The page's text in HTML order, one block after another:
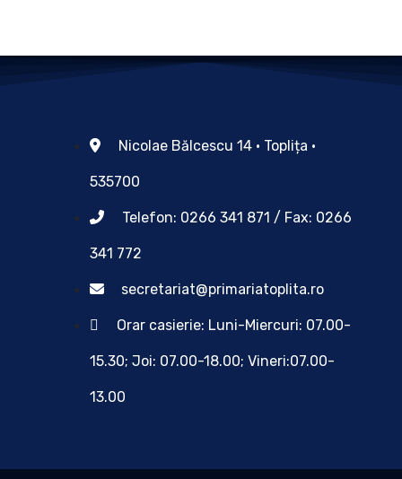
Nicolae Bălcescu 14 • Toplița •
535700
Telefon: 0266 341 871 / Fax: 0266
341 772
secretariat@primariatoplita.ro
Orar casierie: Luni-Miercuri: 07.00-
15.30; Joi: 07.00-18.00; Vineri:07.00-
13.00